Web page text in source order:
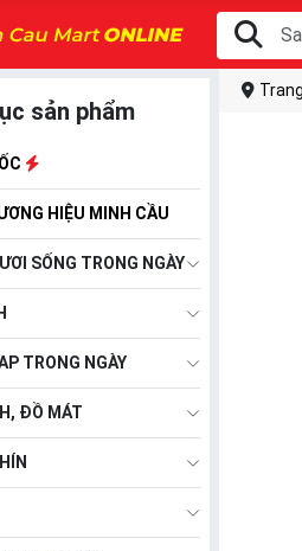
sản phẩm
HIỆU MINH CẦU
SỐNG TRONG NGÀY
TRONG NGÀY
ĐỒ MÁT